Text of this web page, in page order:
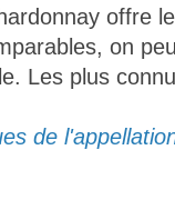
offre
on
Les plus
de